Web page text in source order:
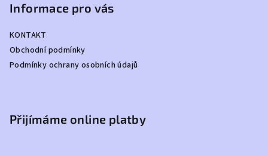
Informace pro vás
KONTAKT
Obchodní podmínky
Podmínky ochrany osobních údajů
Přijímáme online platby